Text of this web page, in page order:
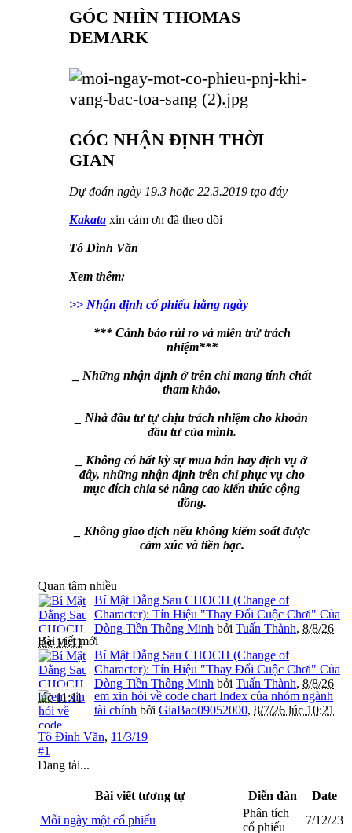
GÓC NHÌN THOMAS
DEMARK
GÓC NHẬN ĐỊNH THỜI
GIAN
Dự đoán ngày 19.3 hoặc 22.3.2019 tạo đáy
Kakata xin cám ơn đã theo dõi
Tô Đình Văn
Xem thêm:
>> Nhận định cố phiếu hằng ngày
*** Cảnh báo rủi ro và miễn trừ trách
nhiệm***
_ Những nhận định ở trên chỉ mang tính chất
tham khảo.
_ Nhà đầu tư tự chịu trách nhiệm cho khoản
đầu tư của mình.
_ Không có bất kỳ sự mua bán hay dịch vụ ở
đây, những nhận định trên chỉ phục vụ cho
mục đích chia sẻ nâng cao kiến thức cộng
đồng.
_ Không giao dịch nếu không kiểm soát được
cảm xúc và tiền bạc.
Quan tâm nhiều
Bí Mật Đằng Sau CHOCH (Change of
Character): Tín Hiệu "Thay Đổi Cuộc Chơi" Của
Dòng Tiền Thông Minh bởi Tuấn Thành, 8/8/26
lúc 11:11
Bài viết mới
Bí Mật Đằng Sau CHOCH (Change of
Character): Tín Hiệu "Thay Đổi Cuộc Chơi" Của
Dòng Tiền Thông Minh bởi Tuấn Thành, 8/8/26
lúc 11:11
em xin hỏi về code chart Index của nhóm ngành
tài chính bởi GiaBao09052000, 8/7/26 lúc 10:21
Tô Đình Văn, 11/3/19
#1
Đang tải...
Bài viết tương tự Diễn đàn
Date
Mỗi ngày một cổ phiếu
Phân tích
cổ phiếu
7/12/23